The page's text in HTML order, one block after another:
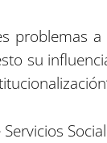
problemas
su